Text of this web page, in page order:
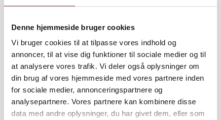
Denne hjemmeside bruger cookies
Vi bruger cookies til at tilpasse vores indhold og
annoncer, til at vise dig funktioner til sociale medier og til
at analysere vores trafik. Vi deler også oplysninger om
din brug af vores hjemmeside med vores partnere inden
for sociale medier, annonceringspartnere og
analysepartnere. Vores partnere kan kombinere disse
data med andre oplysninger, du har givet dem, eller som
at man som en selvfølge møder til tiden. Vent
derfor ikke på del­tagere, der kommer for sent.
8. Hold pauser
Man har svært ved at holde fokus på et emne meget
længere end 20 minutter ad gangen. Hold derfor
fem minutters pause cirka hver halve time.